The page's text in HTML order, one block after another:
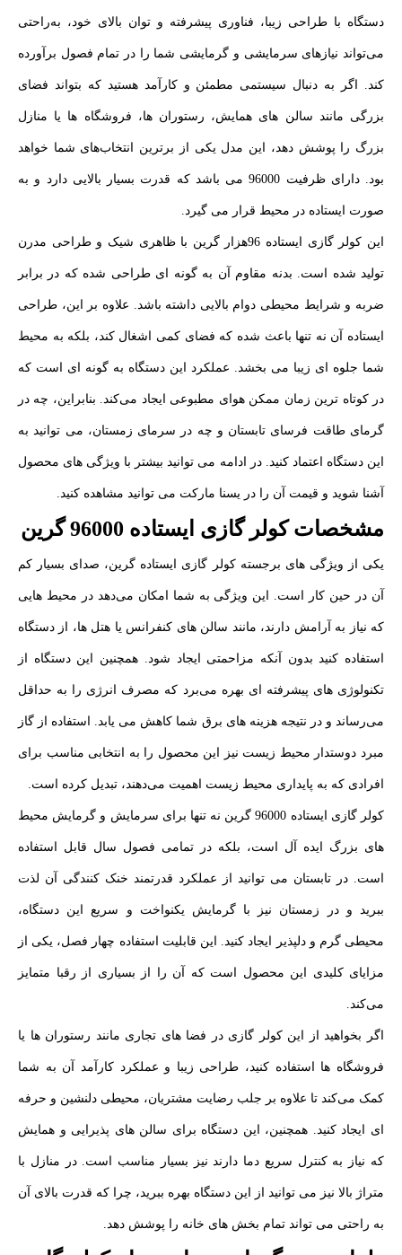
دستگاه با طراحی زیبا، فناوری پیشرفته و توان بالای خود، به‌راحتی
می‌تواند نیازهای سرمایشی و گرمایشی شما را در تمام فصول برآورده
کند. اگر به دنبال سیستمی مطمئن و کارآمد هستید که بتواند فضای
بزرگی مانند سالن‌ های همایش، رستوران ها، فروشگاه‌ ها یا منازل
بزرگ را پوشش دهد، این مدل یکی از برترین انتخاب‌های شما خواهد
بود. دارای ظرفیت 96000 می باشد که قدرت بسیار بالایی دارد و به
صورت ایستاده در محیط قرار می گیرد.
این کولر گازی ایستاده 96هزار گرین با ظاهری شیک و طراحی مدرن
تولید شده است. بدنه مقاوم آن به گونه‌ ای طراحی شده که در برابر
ضربه و شرایط محیطی دوام بالایی داشته باشد. علاوه بر این، طراحی
ایستاده آن نه‌ تنها باعث شده که فضای کمی اشغال کند، بلکه به محیط
شما جلوه‌ ای زیبا می‌ بخشد. عملکرد این دستگاه به گونه‌ ای است که
در کوتاه‌ ترین زمان ممکن هوای مطبوعی ایجاد می‌کند. بنابراین، چه در
گرمای طاقت‌ فرسای تابستان و چه در سرمای زمستان، می‌ توانید به
این دستگاه اعتماد کنید. در ادامه می توانید بیشتر با ویژگی های محصول
آشنا شوید و قیمت آن را در یسنا مارکت می توانید مشاهده کنید.
مشخصات کولر گازی ایستاده 96000 گرین
یکی از ویژگی‌ های برجسته کولر گازی ایستاده گرین، صدای بسیار کم
آن در حین کار است. این ویژگی به شما امکان می‌دهد در محیط‌ هایی
که نیاز به آرامش دارند، مانند سالن‌ های کنفرانس یا هتل‌ ها، از دستگاه
استفاده کنید بدون آنکه مزاحمتی ایجاد شود. همچنین این دستگاه از
تکنولوژی‌ های پیشرفته‌ ای بهره می‌برد که مصرف انرژی را به حداقل
می‌رساند و در نتیجه هزینه‌ های برق شما کاهش می‌ یابد. استفاده از گاز
مبرد دوستدار محیط زیست نیز این محصول را به انتخابی مناسب برای
افرادی که به پایداری محیط زیست اهمیت می‌دهند، تبدیل کرده است.
کولر گازی ایستاده 96000 گرین نه‌ تنها برای سرمایش و گرمایش محیط‌
های بزرگ ایده‌ آل است، بلکه در تمامی فصول سال قابل‌ استفاده
است. در تابستان می‌ توانید از عملکرد قدرتمند خنک‌ کنندگی آن لذت
ببرید و در زمستان نیز با گرمایش یکنواخت و سریع این دستگاه،
محیطی گرم و دلپذیر ایجاد کنید. این قابلیت استفاده چهار فصل، یکی از
مزایای کلیدی این محصول است که آن را از بسیاری از رقبا متمایز
می‌کند.
اگر بخواهید از این کولر گازی در فضا های تجاری مانند رستوران‌ ها یا
فروشگاه‌ ها استفاده کنید، طراحی زیبا و عملکرد کارآمد آن به شما
کمک می‌کند تا علاوه بر جلب رضایت مشتریان، محیطی دلنشین و حرفه‌
ای ایجاد کنید. همچنین، این دستگاه برای سالن‌ های پذیرایی و همایش
که نیاز به کنترل سریع دما دارند نیز بسیار مناسب است. در منازل با
متراژ بالا نیز می‌ توانید از این دستگاه بهره ببرید، چرا که قدرت بالای آن
به‌ راحتی می‌ تواند تمام بخش‌ های خانه را پوشش دهد.